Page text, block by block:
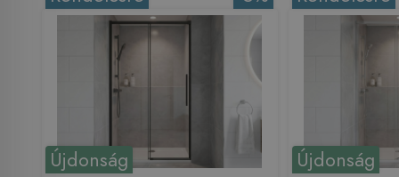
Újdonság Újdonság